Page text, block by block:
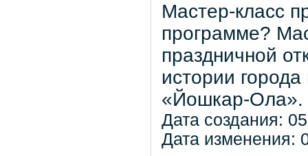
Мастер-класс
программе?
праздничной
истории
«Йошкар-Ола».
Дата создания:
Дата изменения: